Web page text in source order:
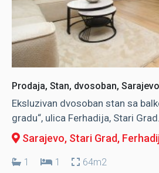
Prodaja, Stan, dvosoban,
Eksluzivan dvosoban stan sa
gradu“, ulica Ferhadija, Stari
Sarajevo, Stari Grad,
1 1 64m2